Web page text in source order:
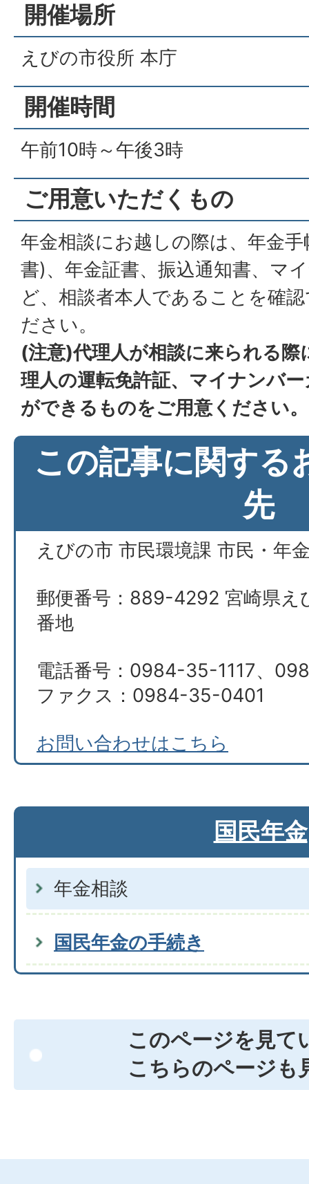
開催場所
えびの市役所 本庁
開催時間
午前10時～午後3時
ご用意いただくもの
年金相談にお越しの際は、年金
書)、年金証書、振込通知書、マ
ど、相談者本人であることを確
ださい。
(注意)代理人が相談に来られる際
理人の運転免許証、マイナンバ
ができるものをご用意ください。
この記事に関する
先
えびの市 市民環境課 市民・年
郵便番号：889-4292 宮崎県え
番地
電話番号：0984-35-1117、
ファクス：0984-35-0401
お問い合わせはこちら
国民年金
年金相談
国民年金の手続き
このページを見て
こちらのページも